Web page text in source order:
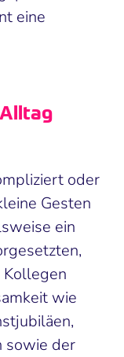
eine
oder
Gesten
ein
Kollegen
wie
sowie der